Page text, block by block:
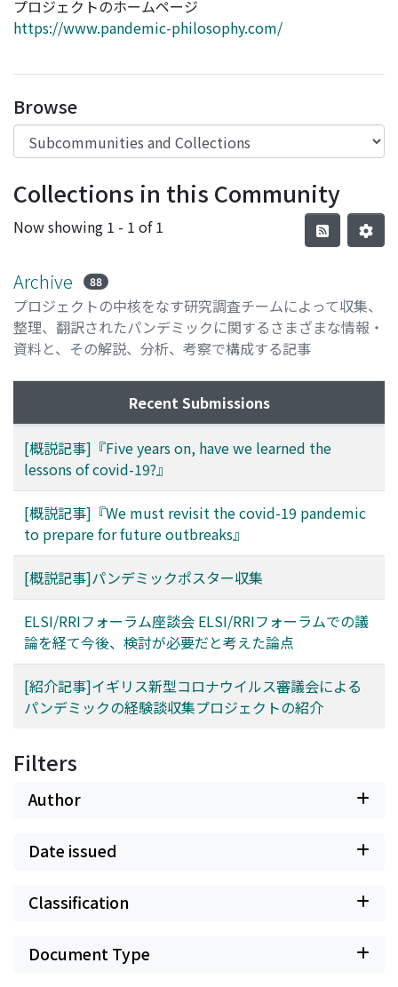
プロジェクトのホームページ
https://www.pandemic-philosophy.com/
Browse
Collections in this Community
Now showing 1 - 1 of 1
Archive 88
プロジェクトの中核をなす研究調査チームによって収集、
整理、翻訳されたパンデミックに関するさまざまな情報・
資料と、その解説、分析、考察で構成する記事
Recent Submissions
[概説記事]『Five years on, have we learned the
lessons of covid-19?』
[概説記事]『We must revisit the covid-19 pandemic
to prepare for future outbreaks』
[概説記事]パンデミックポスター収集
ELSI/RRIフォーラム座談会 ELSI/RRIフォーラムでの議
論を経て今後、検討が必要だと考えた論点
[紹介記事]イギリス新型コロナウイルス審議会による
パンデミックの経験談収集プロジェクトの紹介
Filters
Author
Date issued
Classification
Document Type